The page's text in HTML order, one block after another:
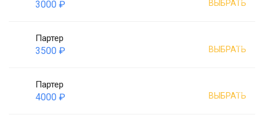
3000 ₽ ВЫБРАТЬ
Партер
3500 ₽ ВЫБРАТЬ
Партер
4000 ₽ ВЫБРАТЬ